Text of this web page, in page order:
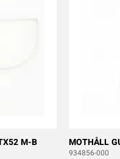
M-B MOTHÅLL
934856-000